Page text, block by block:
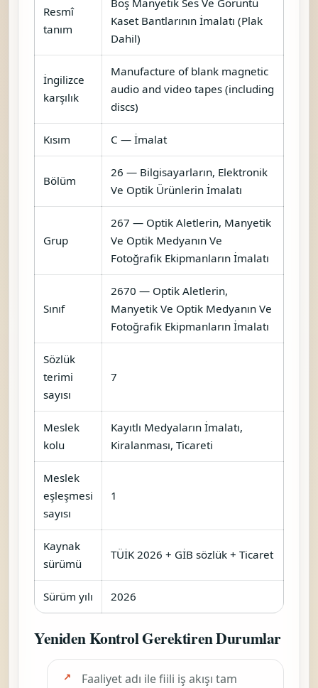
Resmî
tanım
Kaset Bantlarının İmalatı (Plak
Dahil)
İngilizce
karşılık
Manufacture of blank magnetic
audio and video tapes (including
discs)
Kısım C — İmalat
Bölüm
26 — Bilgisayarların, Elektronik
Ve Optik Ürünlerin İmalatı
Grup
267 — Optik Aletlerin, Manyetik
Ve Optik Medyanın Ve
Fotoğrafik Ekipmanların İmalatı
Sınıf
2670 — Optik Aletlerin,
Manyetik Ve Optik Medyanın Ve
Fotoğrafik Ekipmanların İmalatı
Sözlük
terimi
sayısı
7
Meslek
kolu
Kayıtlı Medyaların İmalatı,
Kiralanması, Ticareti
Meslek
eşleşmesi
sayısı
1
Kaynak
sürümü
TÜİK 2026 + GİB sözlük + Ticaret
Sürüm yılı 2026
Yeniden Kontrol Gerektiren Durumlar
Faaliyet adı ile fiili iş akışı tam